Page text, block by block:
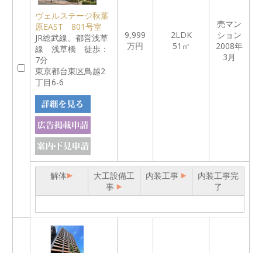
ヴェルステージ秋葉
原EAST 801号室
JR総武線、都営浅草
線 浅草橋 徒歩：
7分
東京都台東区鳥越2
丁目6-6
9,999
万円
2LDK
51㎡
売マン
ション
2008年
3月
解体
大工設備工
事
内装工事
内装工事完
了